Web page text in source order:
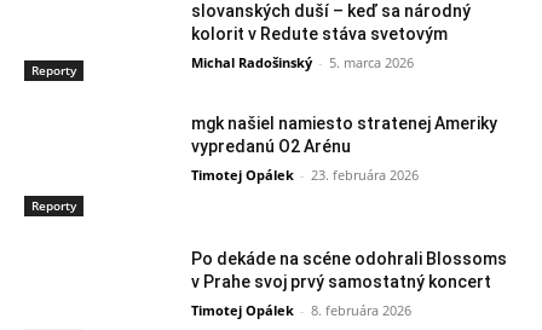
Reporty
slovanských duší – keď sa národný
kolorit v Redute stáva svetovým
Michal Radošinský - 5. marca 2026
Reporty
mgk našiel namiesto stratenej Ameriky
vypredanú O2 Arénu
Timotej Opálek - 23. februára 2026
Po dekáde na scéne odohrali Blossoms
v Prahe svoj prvý samostatný koncert
Timotej Opálek - 8. februára 2026